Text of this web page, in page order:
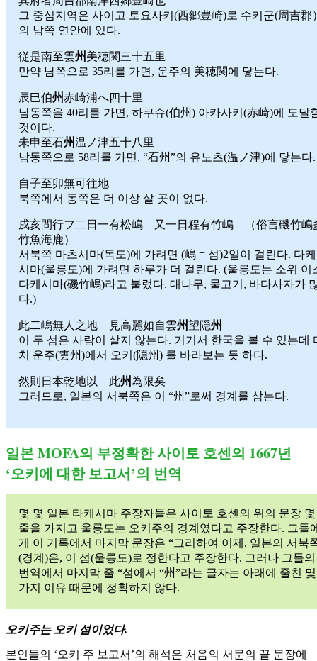
그 중심지역은 사이고 토요사키(西郷豊崎)로 수키군(周吉郡
의 남쪽 연안에 있다.
従是南至雲州 美穂関三十五里
만약 남쪽으로 35리를 가면, 운주의 美穂関에 닿는다.
辰巳伯州赤崎浦へ四十里
남동쪽을 40리를 가면, 하쿠슈(伯州) 아카사키(赤崎)에 도달
것이다.
未申至石州温ノ津五十八里
남동쪽으로 58리를 가면, “石州”의 유노츠(温ノ津)에 닿는다.
自子至卯無可往地
북쪽에서 동쪽은 더 이상 살 곳이 없다.
戌亥間行フ二日一有松嶋 又一日程有竹嶋 （俗言磯竹嶋
竹魚海鹿）
서북쪽 마츠시마(독도)에 가려면 (嶋 = 섬)2일이 걸린다. 다케
시마(울릉도)에 가려면 하루가 더 걸린다. (울릉도는 소위 이
다케시마(磯竹嶋)라고 불렀다. 대나무, 물고기, 바다사자가
다.)
此二嶋無人之地 見高麗如自雲州望隠州
이 두 섬은 사람이 살지 않는다. 거기서 한국을 볼 수 있는데
치 운주(雲州)에서 오키(隠州) 를 바라보는 듯 하다.
然則日本乾地以 此州為限矣
그러므로, 일본의 서북쪽은 이 “州”로써 경계를 삼는다.
일본 MOFA의 부정확한 사이토 호센의 1667년
‘오키에 대한 보고서’의 번역
몇 몇 일본 타케시마 주장자들은 사이토 호센의 위의 문장 몇
줄을 가지고 울릉도는 오키주의 경계였다고 주장한다. 그들
게 이 기록에서 마지막 문장은 “그리하여 이제, 일본의 서북
(경계)은, 이 섬(울릉도)로 정한다고 주장한다. 그러나 그들의
번역에서 마지막 줄 “섬에서 “州”라는 글자는 아래에 줄친 몇
가지 이유 때문에 정확하지 않다.
오키주는 오키 섬이었다.
본인들의 ‘오키 주 보고서’의 해석은 처음의 서문의 끝 문장에